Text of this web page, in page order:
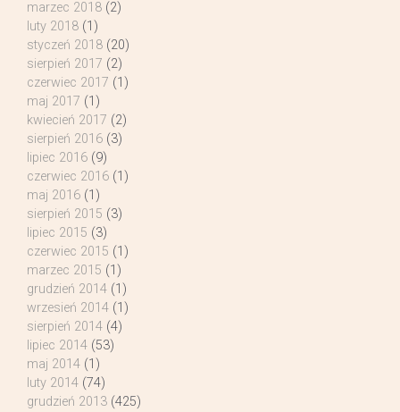
marzec 2018 (2)
luty 2018 (1)
styczeń 2018 (20)
sierpień 2017 (2)
czerwiec 2017 (1)
maj 2017 (1)
kwiecień 2017 (2)
sierpień 2016 (3)
lipiec 2016 (9)
czerwiec 2016 (1)
maj 2016 (1)
sierpień 2015 (3)
lipiec 2015 (3)
czerwiec 2015 (1)
marzec 2015 (1)
grudzień 2014 (1)
wrzesień 2014 (1)
sierpień 2014 (4)
lipiec 2014 (53)
maj 2014 (1)
luty 2014 (74)
grudzień 2013 (425)